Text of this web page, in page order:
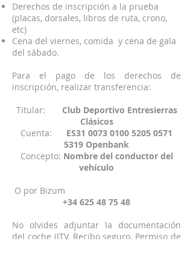
Derechos de inscripción a la prueba
(placas, dorsales, libros de ruta, crono,
etc)
Cena del viernes, comida y cena de gala
del sábado.
Para el pago de los derechos de
inscripción, realizar transferencia:
Titular: Club Deportivo Entresierras
Clásicos
Cuenta: ES31 0073 0100 5205 0571
5319 Openbank
Concepto: Nombre del conductor del
vehículo
O por Bizum
+34 625 48 75 48
No olvides adjuntar la documentación
del coche (ITV, Recibo seguro, Permiso de